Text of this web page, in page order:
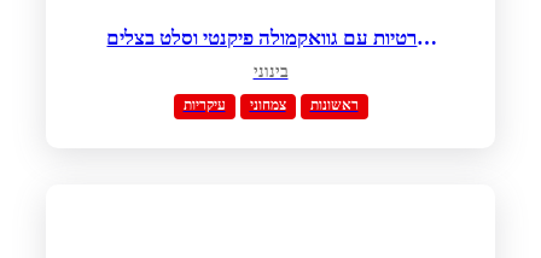
טורטיות עם גוואקמולה פיקנטי וסלט בצלים
סגולים
בינוני
עיקריות צמחוני ראשונות